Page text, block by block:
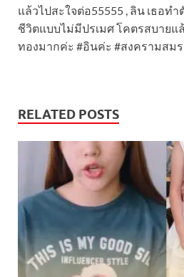
แล้วไปสะใจต่อ55555 , ลิน เธอทำ
ชีวิตแบบไม่มีปรเมศ โคตรสบายแ
ทองมากค่ะ #อินค่ะ #สงครามสม
RELATED POSTS